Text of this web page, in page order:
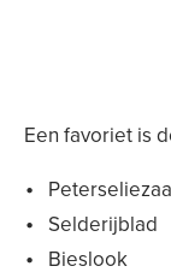
Een favoriet is
Selderijblad
Bieslook